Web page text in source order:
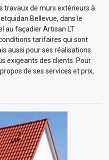
travaux de murs extérieurs à
Bellevue, dans le
au façadier Artisan LT
tarifaires qui sont
aussi pour ses réalisations
exigeants des clients. Pour
de ses services et prix,